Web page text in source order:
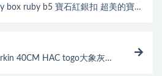
box ruby b5 寶石紅銀扣 超美的寶石
40CM HAC togo大象灰